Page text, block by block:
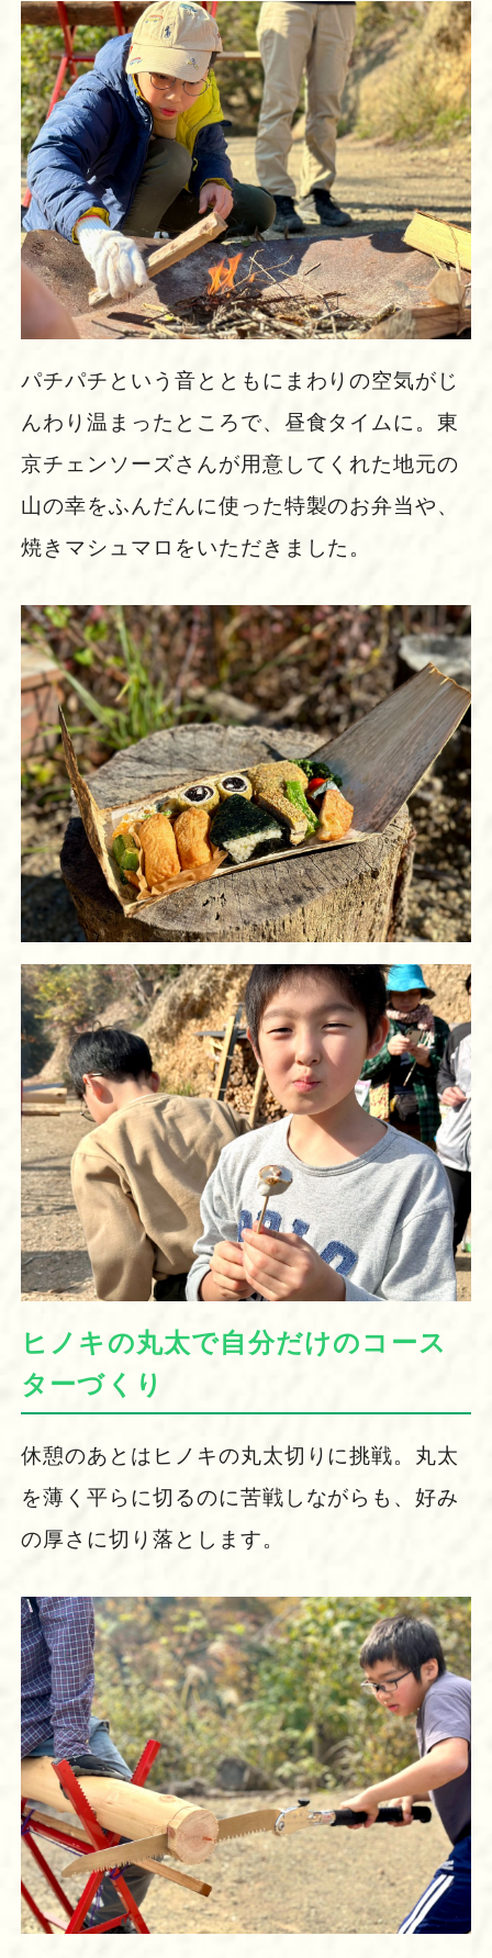
パチパチという音とともにまわりの空気がじ
んわり温まったところで、昼食タイムに。東
京チェンソーズさんが用意してくれた地元の
山の幸をふんだんに使った特製のお弁当や、
焼きマシュマロをいただきました。
ヒノキの丸太で自分だけのコース
ターづくり
休憩のあとはヒノキの丸太切りに挑戦。丸太
を薄く平らに切るのに苦戦しながらも、好み
の厚さに切り落とします。